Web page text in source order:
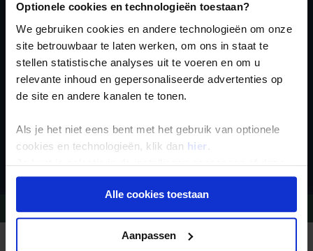
Optionele cookies en technologieën toestaan?
We gebruiken cookies en andere technologieën om onze
site betrouwbaar te laten werken, om ons in staat te
stellen statistische analyses uit te voeren en om u
relevante inhoud en gepersonaliseerde advertenties op
de site en andere kanalen te tonen.
Als je het niet eens bent met het gebruik van optionele
cookies en technologieën, klik dan hier .
Je kunt je selectie in de instellingen aanpassen of deze
onder aan de pagina op elk gewenst moment voor de
toekomst wijzigen.Alle cookies toestaan
Aanpassen
voor de wekelijkse
nieuwsbrief
Inschrijven